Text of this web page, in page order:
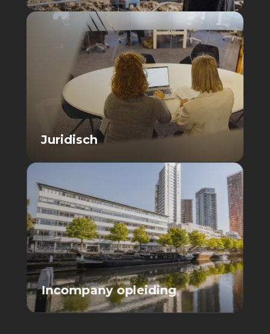
Juridisch
Incompany opleiding